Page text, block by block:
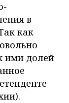
в
как
ими долей